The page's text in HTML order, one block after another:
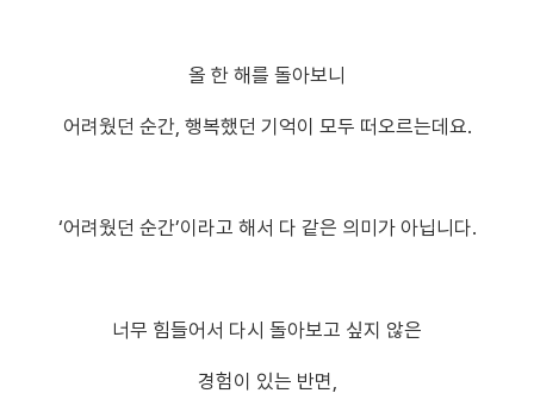
올 한 해를 돌아보니
어려웠던 순간, 행복했던 기억이 모두 떠오르는데요.
‘어려웠던 순간’이라고 해서 다 같은 의미가 아닙니다.
너무 힘들어서 다시 돌아보고 싶지 않은
경험이 있는 반면,